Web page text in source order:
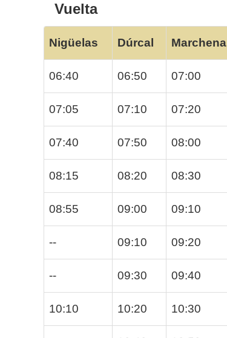
Vuelta
Nigüelas Dúrcal Marchena
06:40 06:50 07:00
07:05 07:10 07:20
07:40 07:50 08:00
08:15 08:20 08:30
08:55 09:00 09:10
-- 09:10 09:20
-- 09:30 09:40
10:10 10:20 10:30